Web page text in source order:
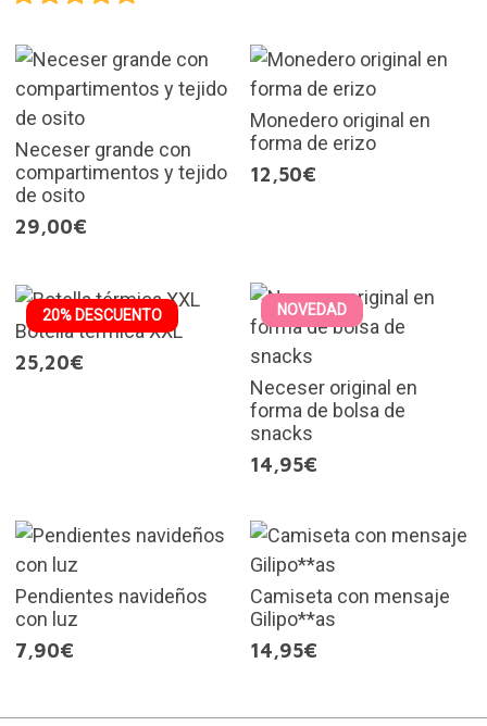
Neceser grande con
compartimentos y tejido
de osito
29,00€
Monedero original en
forma de erizo
12,50€
20% DESCUENTO
Botella térmica XXL
25,20€
NOVEDAD
Neceser original en
forma de bolsa de
snacks
14,95€
Pendientes navideños
con luz
7,90€
Camiseta con mensaje
Gilipo**as
14,95€